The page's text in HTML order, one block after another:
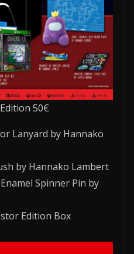
50€
Lanyard by Hannako
by Hannako Lambert
Spinner Pin by
Edition Box